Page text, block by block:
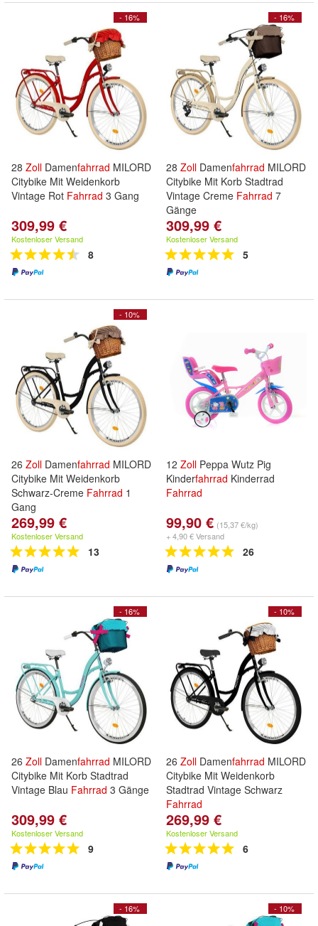
- 16%
28 Zoll Damenfahrrad MILORD
Citybike Mit Weidenkorb
Vintage Rot Fahrrad 3 Gang
309,99 €
Kostenloser Versand
8
- 16%
28 Zoll Damenfahrrad MILORD
Citybike Mit Korb Stadtrad
Vintage Creme Fahrrad 7
Gänge
309,99 €
Kostenloser Versand
5
- 10%
26 Zoll Damenfahrrad MILORD
Citybike Mit Weidenkorb
Schwarz-Creme Fahrrad 1
Gang
269,99 €
Kostenloser Versand
13
12 Zoll Peppa Wutz Pig
Kinderfahrrad Kinderrad
Fahrrad
99,90 € (15,37 €/kg)
+ 4,90 € Versand
26
- 16%
26 Zoll Damenfahrrad MILORD
Citybike Mit Korb Stadtrad
Vintage Blau Fahrrad 3 Gänge
309,99 €
Kostenloser Versand
9
- 10%
26 Zoll Damenfahrrad MILORD
Citybike Mit Weidenkorb
Stadtrad Vintage Schwarz
Fahrrad
269,99 €
Kostenloser Versand
6
- 16% - 10%